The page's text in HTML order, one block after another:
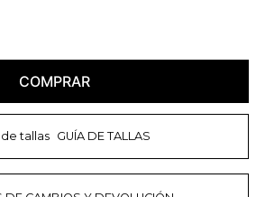
COMPRAR
GUÍA DE TALLAS